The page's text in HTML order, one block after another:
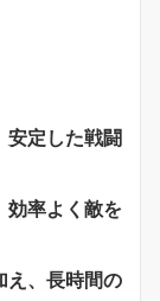
安定した戦闘
効率よく敵を
え、長時間の